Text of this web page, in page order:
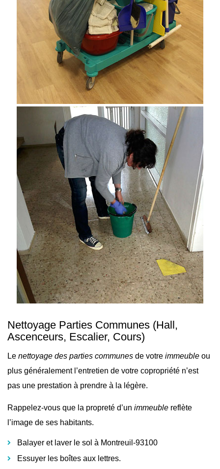
Nettoyage Parties Communes (Hall,
Ascenceurs, Escalier, Cours)
Le nettoyage des parties communes de votre immeuble ou
plus généralement l’entretien de votre copropriété n’est
pas une prestation à prendre à la légère.
Rappelez-vous que la propreté d’un immeuble reflète
l’image de ses habitants.
Balayer et laver le sol à Montreuil-93100
Essuyer les boîtes aux lettres.